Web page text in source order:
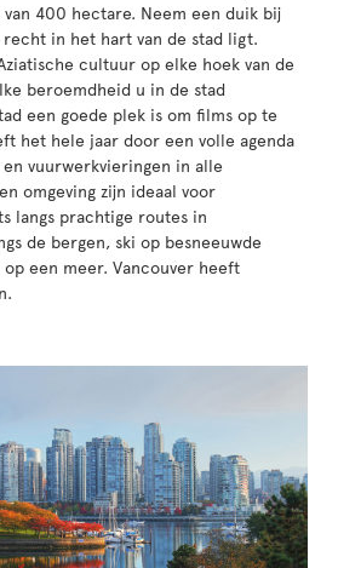
400 hectare. Neem een duik bij
recht in het hart van de stad ligt.
cultuur op elke hoek van de
beroemdheid u in de stad
een goede plek is om films op te
het hele jaar door een volle agenda
vuurwerkvieringen in alle
omgeving zijn ideaal voor
langs prachtige routes in
de bergen, ski op besneeuwde
een meer. Vancouver heeft